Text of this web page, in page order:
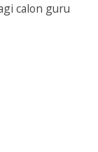
calon guru